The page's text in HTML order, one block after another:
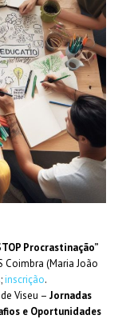
Procrastinação”
Coimbra (Maria João
inscrição.
Viseu – Jornadas
e Oportunidades